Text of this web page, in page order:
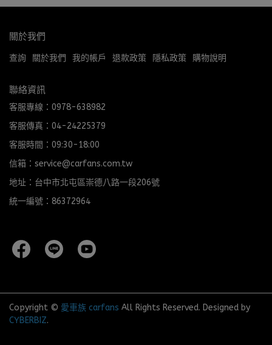
關於我們
查詢 關於我們 我的帳戶 退款政策 隱私政策 購物說明
聯絡資訊
客服專線：0978-638982
客服傳真：04-24225379
客服時間：09:30-18:00
信箱：service@carfans.com.tw
地址：台中市北屯區崇德八路一段206號
統一編號：86372964
Copyright © 愛車族 carfans All Rights Reserved. Designed by
CYBERBIZ.